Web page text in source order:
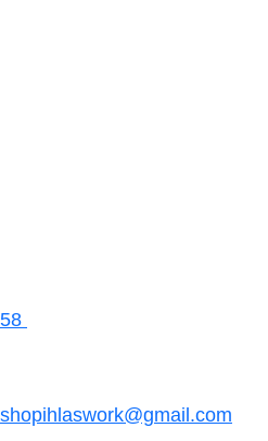
58
shopihlaswork@gmail.com